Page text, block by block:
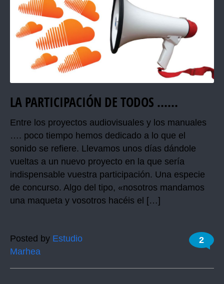
LA PARTICIPACIÓN DE TODOS ……
Entre los proyectos audiovisuales y los manuales
…. poco tiempo hemos dedicado a lo que el
sonido se refiere. Llevamos unos días dándole
vueltas a un nuevo proyecto en la que sería
indispensable vuestra participación. Una especie
de concurso. Algo del tipo, «nosotros mandamos
una maqueta y vosotros hacéis el […]
Posted by Estudio
Marhea
2